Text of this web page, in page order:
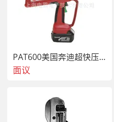
PAT600美国奔迪超快压接电动液压压线钳|原装进口
面议